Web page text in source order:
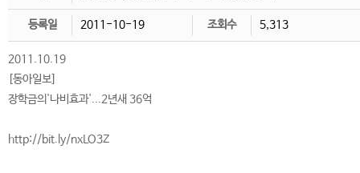
등록일 2011-10-19 조회수 5,313
2011.10.19
[동아일보]
장학금의'나비효과'...2년새 36억
http://bit.ly/nxLO3Z